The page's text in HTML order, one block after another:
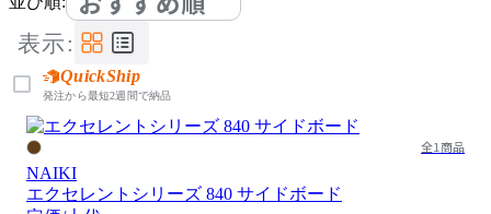
表示:
QuickShip
発注から最短2週間で納品
全1商品
NAIKI
エクセレントシリーズ 840 サイドボード